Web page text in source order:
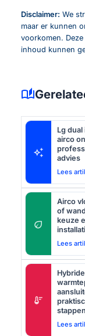
Disclaimer: We
maar er kunnen
voorkomen.
inhoud kunnen
auto_stories
auto_awesome
Lg
airco
advies
Lees
eco
Airco
of
keuze
Lees
thermostat
Hybride
Lees